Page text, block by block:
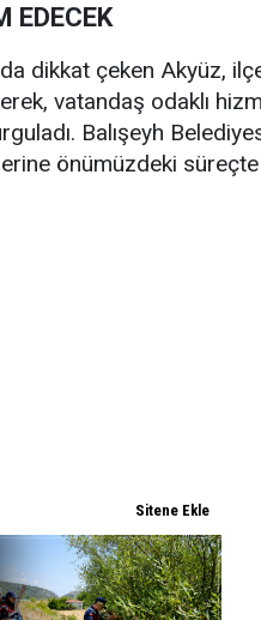
EDECEK
dikkat çeken Akyüz,
vatandaş odaklı
Balışeyh
önümüzdeki